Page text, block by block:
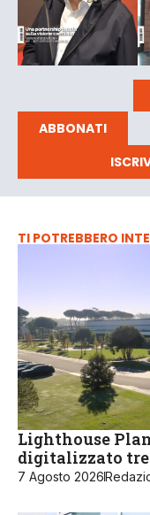
ABBONATI
TI POTREBBERO
Lighthouse
digitalizzato
7 Agosto 2026